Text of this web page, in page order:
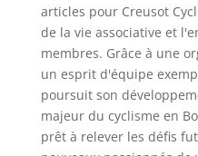
articles pour Creusot
de la vie associative et
membres. Grâce à une
un esprit d'équipe
poursuit son
majeur du cyclisme en
prêt à relever les défis